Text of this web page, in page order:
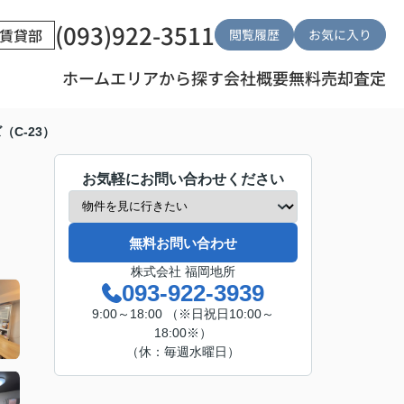
賃貸部 (093)922-3511 閲覧履歴 お気に入り
ホームエリアから探す会社概要無料売却査定
C-23）
お気軽にお問い合わせください
無料お問い合わせ
株式会社 福岡地所
093-922-3939
9:00～18:00 （※日祝日10:00～
18:00※）
（休：毎週水曜日）